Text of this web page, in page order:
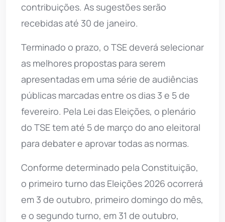
contribuições. As sugestões serão
recebidas até 30 de janeiro.
Terminado o prazo, o TSE deverá selecionar
as melhores propostas para serem
apresentadas em uma série de audiências
públicas marcadas entre os dias 3 e 5 de
fevereiro. Pela Lei das Eleições, o plenário
do TSE tem até 5 de março do ano eleitoral
para debater e aprovar todas as normas.
Conforme determinado pela Constituição,
o primeiro turno das Eleições 2026 ocorrerá
em 3 de outubro, primeiro domingo do mês,
e o segundo turno, em 31 de outubro,